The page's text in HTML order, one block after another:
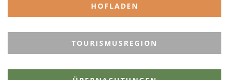
HOFLADEN
TOURISMUSREGION